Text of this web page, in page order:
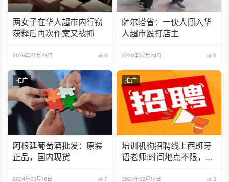
两女子在华人超市内行窃
获释后再次作案又被抓
2026年07月28日 0
萨尔塔省：一伙人闯入华
人超市殴打店主
2026年07月24日 0
推广
阿根廷葡萄酒批发：原装
正品，国内现货
2024年03月16日 7
推广
培训机构招聘线上西班牙
语老师:时间地点不限，可
2024年02月14日 3